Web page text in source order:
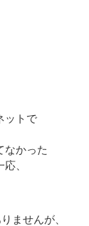
ットで
なかった
、
ませんが、